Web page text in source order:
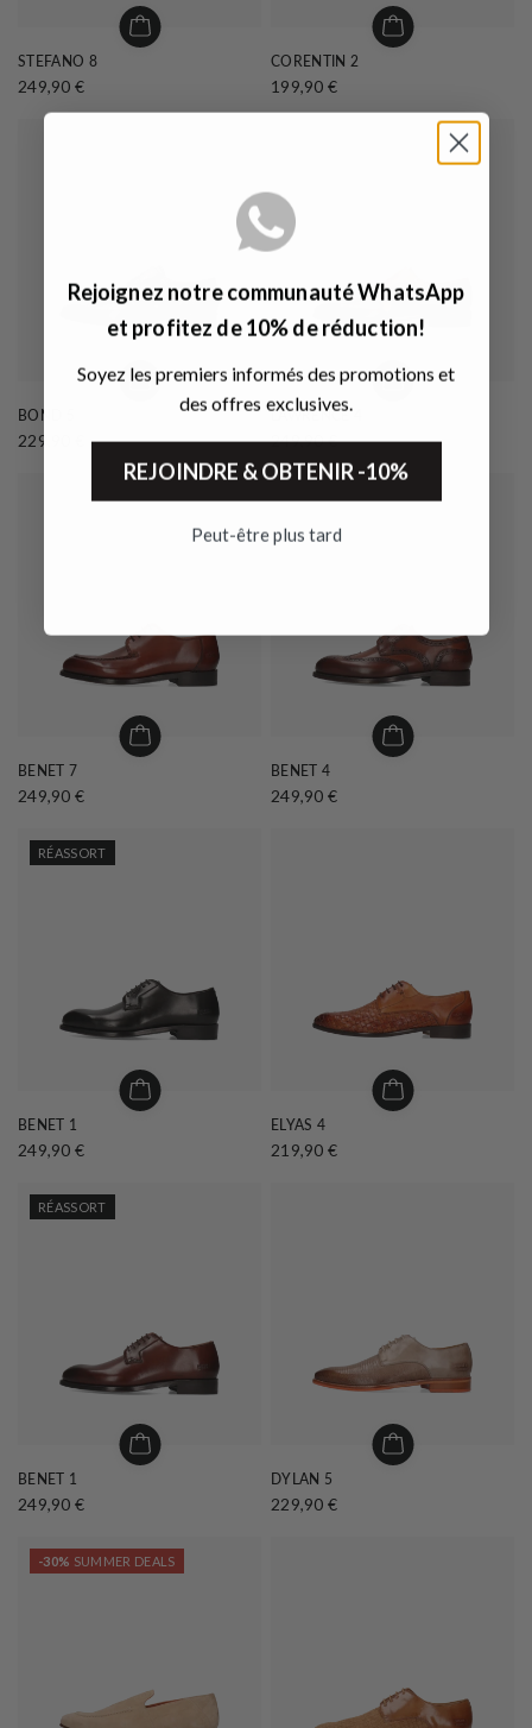
STEFANO 8
249,90 €
CORENTIN 2
199,90 €
BOND 5
229,90 €
LAWRENCE 4
249,90 €
BENET 7
249,90 €
BENET 4
249,90 €
RÉASSORT
BENET 1
249,90 €
ELYAS 4
219,90 €
RÉASSORT
BENET 1
249,90 €
DYLAN 5
229,90 €
-30% SUMMER DEALS
Rejoignez notre communauté WhatsApp
et profitez de 10% de réduction!
Soyez les premiers informés des promotions et
des offres exclusives.
REJOINDRE & OBTENIR -10%
Peut-être plus tard